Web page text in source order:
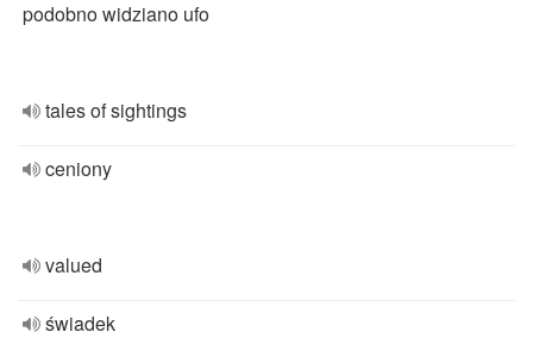
podobno widziano ufo
tales of sightings
ceniony
valued
świadek